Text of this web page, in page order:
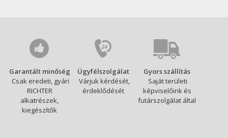
Garantált minőség
Csak eredeti, gyári
RICHTER
alkatrészek,
kiegészítők
Ügyfélszolgálat
Várjuk kérdését,
érdeklődését
Gyors szállítás
Saját területi
képviselőink és
futárszolgálat által